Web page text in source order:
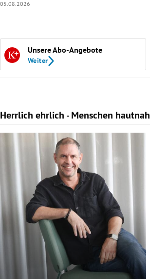
05.08.2026
Unsere Abo-Angebote
Weiter
Herrlich ehrlich - Menschen hautnah
Slide 1 von 10